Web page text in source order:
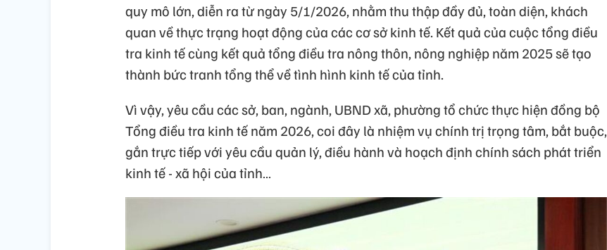
quy mô lớn, diễn ra từ ngày 5/1/2026, nhằm thu thập đầy đủ, toàn diện, khách
quan về thực trạng hoạt động của các cơ sở kinh tế. Kết quả của cuộc tổng điều
tra kinh tế cùng kết quả tổng điều tra nông thôn, nông nghiệp năm 2025 sẽ tạo
thành bức tranh tổng thể về tình hình kinh tế của tỉnh.
Vì vậy, yêu cầu các sở, ban, ngành, UBND xã, phường tổ chức thực hiện đồng bộ
Tổng điều tra kinh tế năm 2026, coi đây là nhiệm vụ chính trị trọng tâm, bắt buộc,
gắn trực tiếp với yêu cầu quản lý, điều hành và hoạch định chính sách phát triển
kinh tế - xã hội của tỉnh…